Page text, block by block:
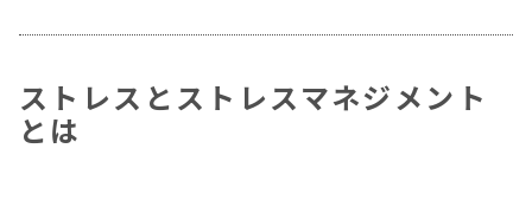
ストレスとストレスマネジメント
とは